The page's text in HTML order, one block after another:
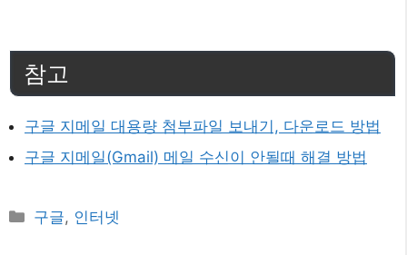
참고
구글 지메일 대용량 첨부파일 보내기, 다운로드 방법
구글 지메일(Gmail) 메일 수신이 안될때 해결 방법
카
구글, 인터넷